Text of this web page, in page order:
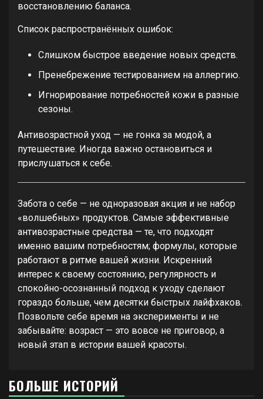
восстановлению баланса.
Список распространённых ошибок:
Слишком быстрое введение новых средств.
Пренебрежение тестированием на аллергию.
Игнорирование потребностей кожи в разные
сезоны.
Антивозрастной уход — не гонка за модой, а
путешествие. Иногда важно остановиться и
прислушаться к себе.
Забота о себе — не одноразовая акция и не набор
«волшебных» продуктов. Самые эффективные
антивозрастные средства — те, что подходят
именно вашим потребностям; формулы, которые
работают в ритме вашей жизни. Искренний
интерес к своему состоянию, регулярность и
спокойно-осознанный подход к уходу сделают
гораздо больше, чем десятки быстрых лайфхаков.
Позвольте себе время на эксперименты и не
забывайте: возраст — это вовсе не приговор, а
новый этап в истории вашей красоты.
БОЛЬШЕ ИСТОРИЙ